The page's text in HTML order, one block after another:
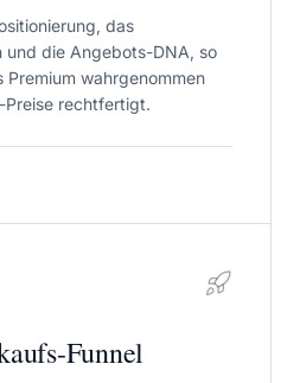
das
und die Angebots-DNA, so
wahrgenommen
rechtfertigt.
Funnel